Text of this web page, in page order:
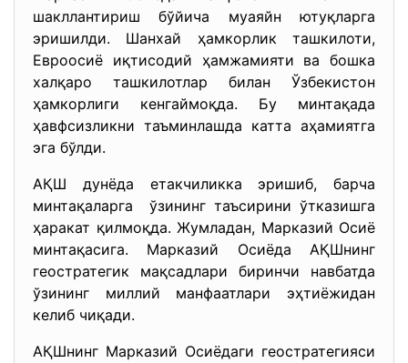
шакллантириш бўйича муаяйн ютуқларга
эришилди. Шанхай ҳамкорлик ташкилоти,
Евроосиё иқтисодий ҳамжамияти ва бошка
халқаро ташкилотлар билан Ўзбекистон
ҳамкорлиги кенгаймоқда. Бу минтақада
ҳавфсизликни таъминлашда катта аҳамиятга
эга бўлди.
АҚШ дунёда етакчиликка эришиб, барча
минтақаларга ўзининг таъсирини ўтказишга
ҳаракат қилмоқда. Жумладан, Марказий Осиё
минтақасига. Марказий Осиёда АҚШнинг
геостратегик мақсадлари биринчи навбатда
ўзининг миллий манфаатлари эҳтиёжидан
келиб чиқади.
АҚШнинг Марказий Осиёдаги геостратегияси